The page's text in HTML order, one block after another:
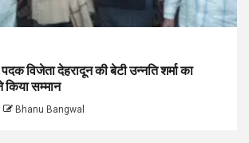
विजेता देहरादून की बेटी उन्नति शर्मा का
सम्मान
Bhanu Bangwal